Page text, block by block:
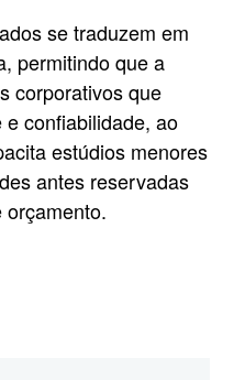
se traduzem em
permitindo que a
corporativos que
confiabilidade, ao
estúdios menores
antes reservadas
orçamento.